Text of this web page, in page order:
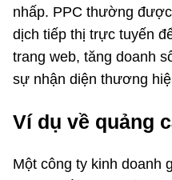
nhấp. PPC thường
dịch tiếp thị trực tuyến
trang web, tăng doanh
sự nhận diện thương
Ví dụ về quảng
Một công ty kinh doanh